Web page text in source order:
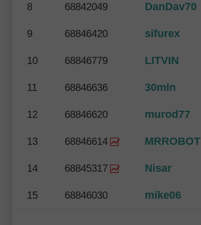
8 68842049 DanDav70
9 68846420 sifurex
10 68846779 LITVIN
11 68846636 30mln
12 68846620 murod77
13 68846614 MRROBOT
14 68845317 Nisar
15 68846030 mike06